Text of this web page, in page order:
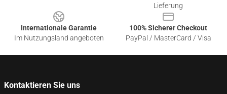
Lieferung
Internationale Garantie
Im Nutzungsland angeboten
100% Sicherer Checkout
PayPal / MasterCard / Visa
Kontaktieren Sie uns